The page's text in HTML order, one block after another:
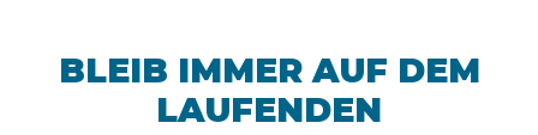
BLEIB IMMER AUF DEM
LAUFENDEN